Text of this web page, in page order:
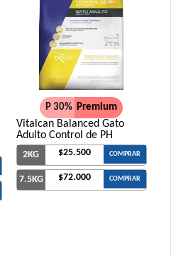
P 30% Premium
Vitalcan Balanced Gato
Adulto Control de PH
2KG $25.500 COMPRAR
7.5KG $72.000 COMPRAR